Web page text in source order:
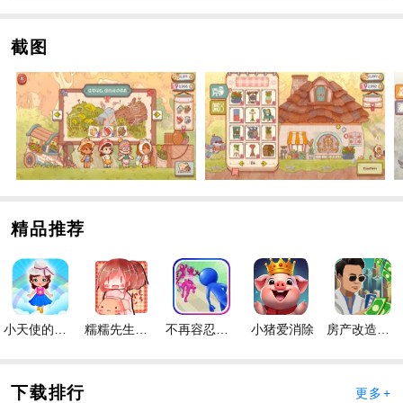
选购。
截图
精品推荐
小天使的冒险手游 糯糯先生的面包店手游 不再容忍手游 小猪爱消除 房产改造王游戏手机版手游
下载排行 更多+